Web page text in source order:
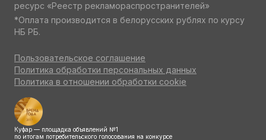
ресурс «Реестр рекламораспространителей»
*Оплата производится в белорусских рублях по курсу
НБ РБ.
Пользовательское соглашение
Политика обработки персональных данных
Политика в отношении обработки cookie
Куфар — площадка объявлений №1
по итогам потребительского голосования на конкурсе